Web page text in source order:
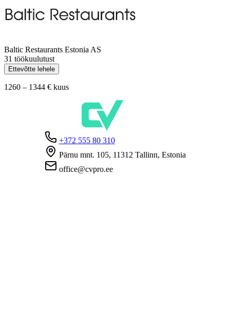
Baltic Restaurants Estonia AS
31 töökuulutust
Ettevõtte lehele
1260 – 1344 € kuus
+372 555 80 310
Pärnu mnt. 105, 11312 Tallinn, Estonia
office@cvpro.ee